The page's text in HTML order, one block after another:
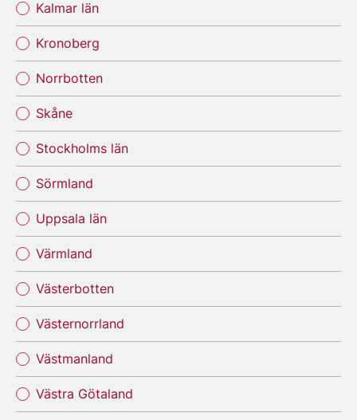
Kalmar län
Kronoberg
Norrbotten
Skåne
Stockholms län
Sörmland
Uppsala län
Värmland
Västerbotten
Västernorrland
Västmanland
Västra Götaland